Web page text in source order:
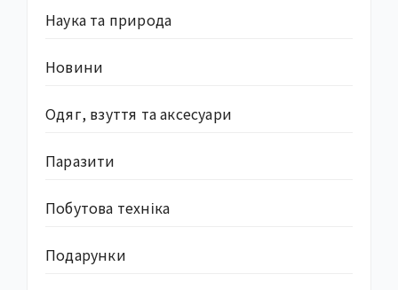
Наука та природа
Новини
Одяг, взуття та аксесуари
Паразити
Побутова техніка
Подарунки